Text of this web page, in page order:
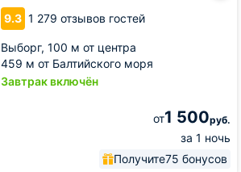
9.3 1 279 отзывов гостей
Выборг, 100 м от центра
459 м от Балтийского моря
Завтрак включён
от1 500руб.
за 1 ночь
Получите75 бонусов